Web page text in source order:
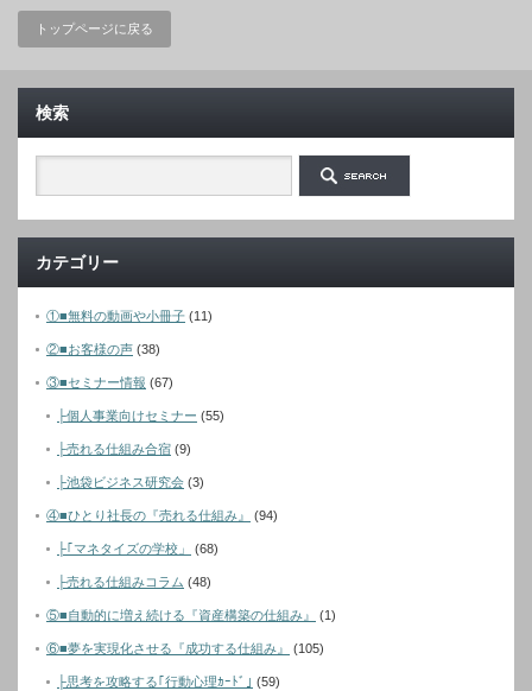
トップページに戻る
検索
カテゴリー
①■無料の動画や小冊子 (11)
②■お客様の声 (38)
③■セミナー情報 (67)
├個人事業向けセミナー (55)
├売れる仕組み合宿 (9)
├池袋ビジネス研究会 (3)
④■ひとり社長の『売れる仕組み』 (94)
├｢マネタイズの学校」 (68)
├売れる仕組みコラム (48)
⑤■自動的に増え続ける『資産構築の仕組み』 (1)
⑥■夢を実現化させる『成功する仕組み』 (105)
├思考を攻略する｢行動心理ｶｰﾄﾞ｣ (59)